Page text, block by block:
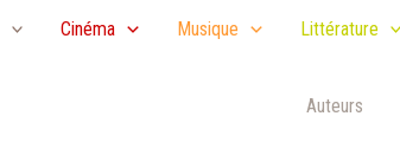
Cinéma Musique Littérature
Auteurs